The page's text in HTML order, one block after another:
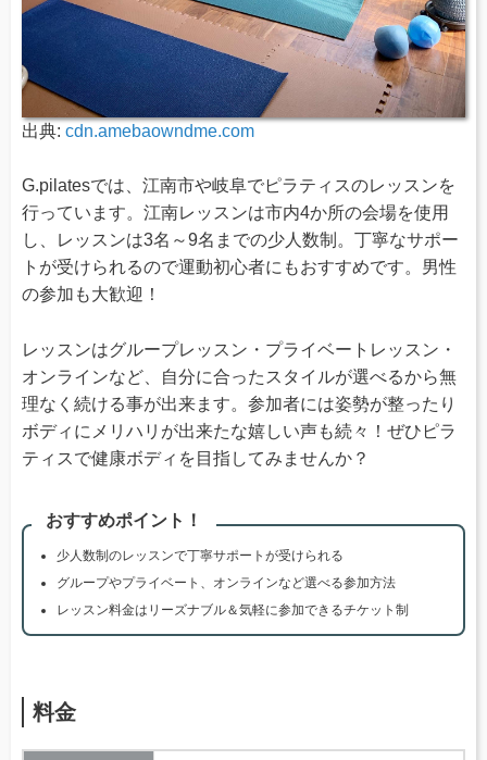
出典: cdn.amebaowndme.com
G.pilatesでは、江南市や岐阜でピラティスのレッスンを
行っています。江南レッスンは市内4か所の会場を使用
し、レッスンは3名～9名までの少人数制。丁寧なサポー
トが受けられるので運動初心者にもおすすめです。男性
の参加も大歓迎！
レッスンはグループレッスン・プライベートレッスン・
オンラインなど、自分に合ったスタイルが選べるから無
理なく続ける事が出来ます。参加者には姿勢が整ったり
ボディにメリハリが出来たな嬉しい声も続々！ぜひピラ
ティスで健康ボディを目指してみませんか？
おすすめポイント！
少人数制のレッスンで丁寧サポートが受けられる
グループやプライベート、オンラインなど選べる参加方法
レッスン料金はリーズナブル＆気軽に参加できるチケット制
料金